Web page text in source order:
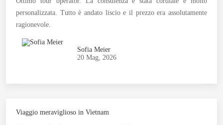
personalizzata. Tutto è andato liscio e il prezzo era assolutamente
ragionevole.
Sofia Meier
20 Mag, 2026
Viaggio meraviglioso in Vietnam